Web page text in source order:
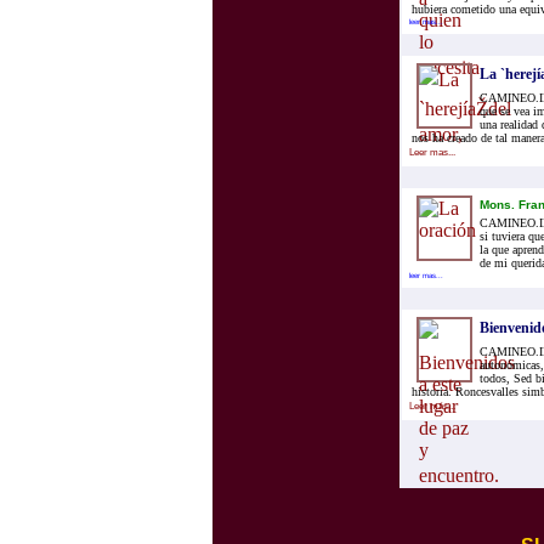
hubiera cometido una
leer mas...
La
que se vea
una realidad
nos ha creado de tal
Leer mas...
Mons.
si tuviera
la que
de mi
leer mas...
todos, Sed
historia. Roncesvalles
Leer mas...